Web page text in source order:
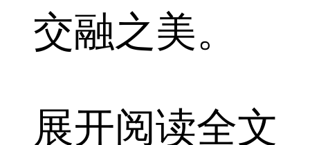
交融之美。
展开阅读全文